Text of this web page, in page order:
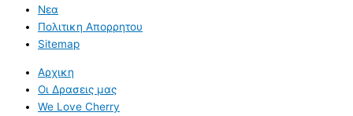
Νεα
Πολιτικη Απορρητου
Sitemap
Αρχικη
Οι Δρασεις μας
We Love Cherry